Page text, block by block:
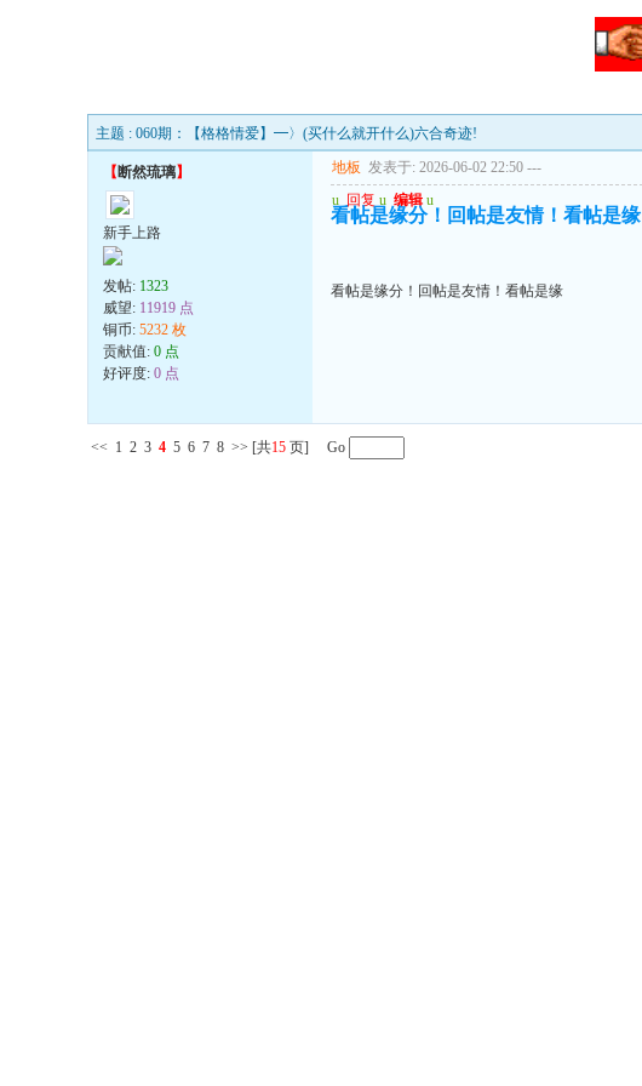
主题 : 060期：【格格情爱】━〉(买什么就开什么)六合奇迹!
【 断然琉璃】
新手上路
发帖: 1323
威望: 11919 点
铜币: 5232 枚
贡献值: 0 点
好评度: 0 点
地板 发表于: 2026-06-02 22:50 ---
u 回复 u 编辑 u
看帖是缘分！回帖是友情！看帖是缘
看帖是缘分！回帖是友情！看帖是缘
<< 1 2 3 4 5 6 7 8 >> [共15 页] Go